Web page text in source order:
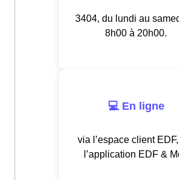
3404, du lundi au
8h00 à 20h00.
💻 En ligne
via l’espace client
l’application EDF &